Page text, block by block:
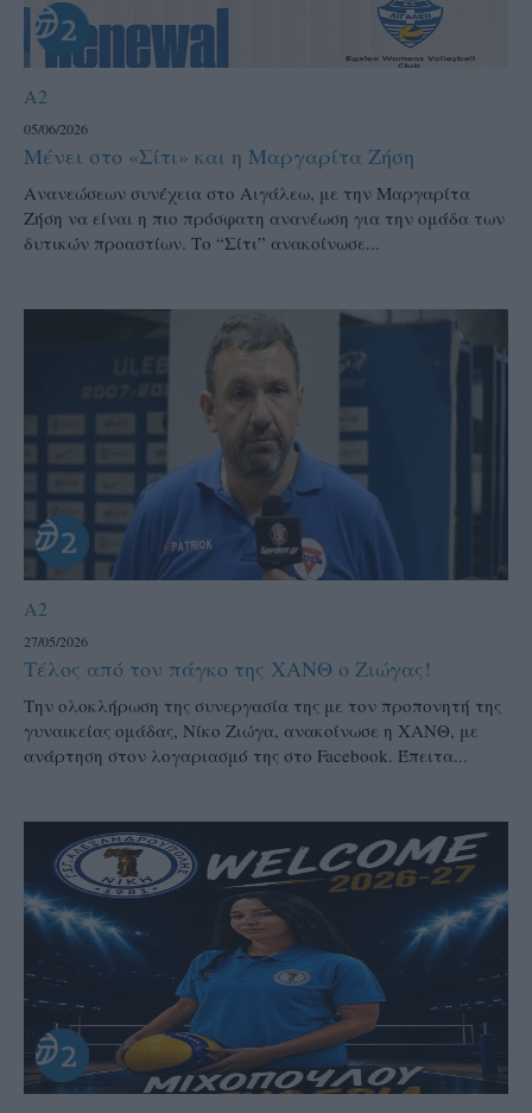
A2
05/06/2026
Μένει στο «Σίτι» και η Μαργαρίτα Ζήση
Ανανεώσεων συνέχεια στο Αιγάλεω, με την Μαργαρίτα
Ζήση να είναι η πιο πρόσφατη ανανέωση για την ομάδα των
δυτικών προαστίων. Το “Σίτι” ανακοίνωσε...
A2
27/05/2026
Τέλος από τον πάγκο της ΧΑΝΘ ο Ζιώγας!
Την ολοκλήρωση της συνεργασία της με τον προπονητή της
γυναικείας ομάδας, Νίκο Ζιώγα, ανακοίνωσε η ΧΑΝΘ, με
ανάρτηση στον λογαριασμό της στο Facebook. Έπειτα...